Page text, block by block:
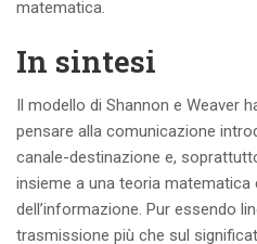
matematica.
In sintesi
Il modello di Shannon e Weaver
pensare alla comunicazione
canale-destinazione e,
insieme a una teoria matematica
dell’informazione. Pur essendo
trasmissione più che sul